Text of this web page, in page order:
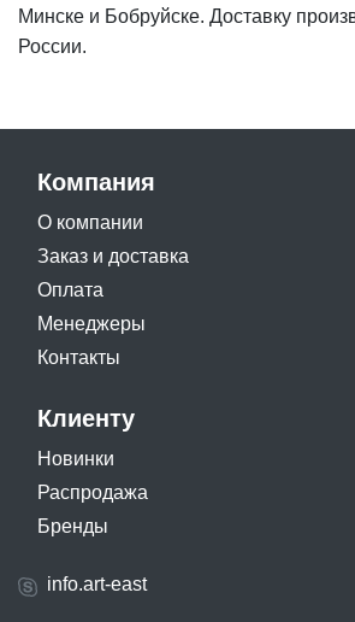
Минске и Бобруйске. Доставку
России.
Компания
О компании
Заказ и доставка
Оплата
Менеджеры
Контакты
Клиенту
Новинки
Распродажа
Бренды
info.art-east